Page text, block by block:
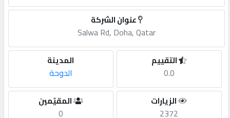
الاحصائيات
عنوان الشركة
Salwa Rd, Doha, Qatar
المدينة
الدوحة
التقييم
0.0
المقيّمين
0
الزيارات
2372